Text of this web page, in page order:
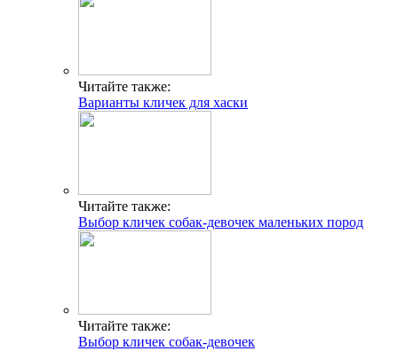
Читайте также:
Варианты кличек для хаски
Читайте также:
Выбор кличек собак-девочек маленьких пород
Читайте также:
Выбор кличек собак-девочек